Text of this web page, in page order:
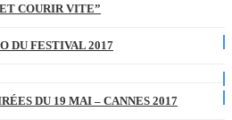
COURIR VITE”
DU FESTIVAL 2017
DU 19 MAI – CANNES 2017